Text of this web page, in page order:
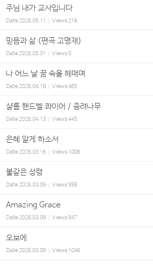
주님 내가 교사입니다
Date2026.05.11 Views216
믿음과 삶 (편곡 고명재)
Date2026.05.31 Views0
나 어느 날 꿈 속을 헤매며
Date2026.04.18 Views465
샬롬 핸드벨 콰이어 / 종려나무
Date2026.04.13 Views445
은혜 알게 하소서
Date2026.03.16 Views 1008
불같은 성령
Date2026.03.09 Views958
Amazing Grace
Date2026.03.09 Views947
오보에
Date2026.03.09 Views 1046